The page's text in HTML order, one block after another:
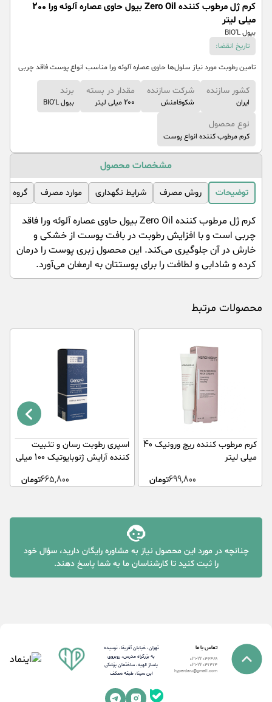
کرم ژل مرطوب کننده Zero Oil بیول حاوی عصاره آلوئه ورا 200
میلی لیتر
بیول BIO'L
تاریخ انقضا:
تامین رطوبت مورد نیاز سلول‌ها حاوی عصاره آلوئه ورا مناسب انواع پوست فاقد چربی
کشور سازنده
ایران
شرکت سازنده
شکوفامنش
مقدار در بسته
200 میلی لیتر
برند
بیول BIO'L
نوع محصول
کرم مرطوب کننده انواع پوست
مشخصات محصول
توضیحات روش مصرف شرایط نگهداری موارد مصرف گروه
کرم ژل مرطوب کننده Zero Oil بیول حاوی عصاره آلوئه ورا فاقد
چربی است و با افزایش رطوبت در بافت پوست از خشکی و
خارش در آن جلوگیری می‌کند. این محصول زبری پوست را درمان
کرده و شادابی و لطافت را برای پوستتان به ارمغان می‌آورد.
محصولات مرتبط
کرم مرطوب کننده ریچ ورونیک 40
میلی لیتر
699,800تومان
اسپری رطوبت رسان و تثبیت
کننده آرایش ژنوبایوتیک 100 میلی
665,800تومان
چنانچه در مورد این محصول نیاز به مشاوره رایگان دارید، سؤال خود
را ثبت کنید تا کارشناسان ما به شما پاسخ دهند.
تماس با ما
021-22046489
021-22041414
hyperdaru@gmail.com
تهران، خیابان آفریقا، نرسیده
به بزرگراه مدرس، روبروی
پاساژ الهیه، ساختمان پزشکی
ابن سینا، طبقه همکف